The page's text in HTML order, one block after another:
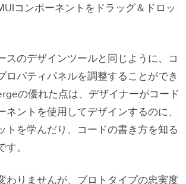
コンポーネントをドラッグ＆ドロッ
スのデザインツールと同じように、コ
ロパティパネルを調整することができ
の優れた点は、デザイナーがコード
ネントを使用してデザインするのに、
トを学んだり、コードの書き方を知る
。
わりませんが、プロトタイプの忠実度